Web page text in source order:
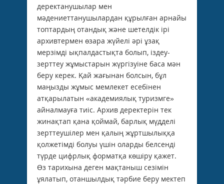
деректанушылар мен
мәдениеттанушылардан құрылған арнайы
топтардың отандық және шетелдік ірі
архивтермен өзара жүйелі әрі ұзақ
мерзімді ықпалдастықта болып, іздеу-
зерттеу жұмыстарын жүргізуіне баса мән
беру керек. Қай жағынан болсын, бұл
маңызды жұмыс мемлекет есебінен
атқарылатын «академиялық туризмге»
айналмауға тиіс. Архив деректерін тек
жинақтап қана қоймай, барлық мүдделі
зерттеушілер мен қалың жұртшылыққа
қолжетімді болуы үшін оларды белсенді
түрде цифрлық форматқа көшіру қажет.
Өз тарихына деген мақтаныш сезімін
ұялатып, отаншылдық тәрбие беру мектеп